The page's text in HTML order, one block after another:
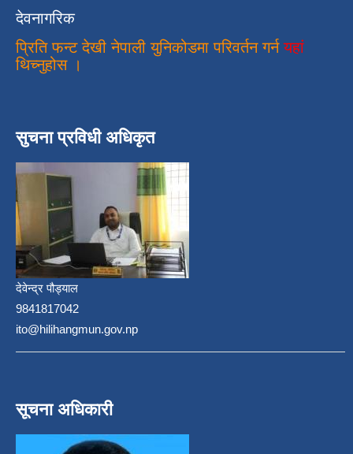
देवनागरिक
प्रिति फन्ट देखी नेपाली युनिकोडमा परिवर्तन गर्न यहां
थिच्नुहोस ।
सुचना प्रविधी अधिकृत
देवेन्द्र पौड्याल
9841817042
ito@hilihangmun.gov.np
सूचना अधिकारी